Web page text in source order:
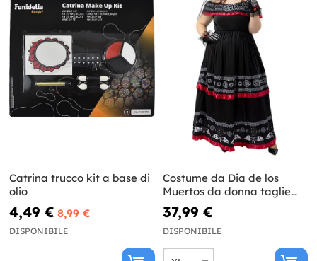
Catrina trucco kit a base di
olio
4,49 € 8,99 €
DISPONIBILE
Costume da Dia de los
Muertos da donna taglie
forti
37,99 €
DISPONIBILE